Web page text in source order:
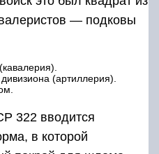
— подковы
(артиллерия).
322 вводится
в которой